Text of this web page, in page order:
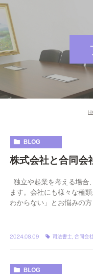
BLOG
株式会社と合同会
独立や起業を考える場合
ます。会社にも様々な種
わからない」とお悩みの
2024.08.09 司法書士 合同会社
BLOG